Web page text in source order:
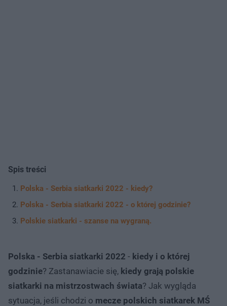
Spis treści
Polska - Serbia siatkarki 2022 - kiedy?
Polska - Serbia siatkarki 2022 - o której godzinie?
Polskie siatkarki - szanse na wygraną.
Polska - Serbia siatkarki 2022 - kiedy i o której
godzinie? Zastanawiacie się, kiedy grają polskie
siatkarki na mistrzostwach świata? Jak wygląda
sytuacja, jeśli chodzi o mecze polskich siatkarek MŚ